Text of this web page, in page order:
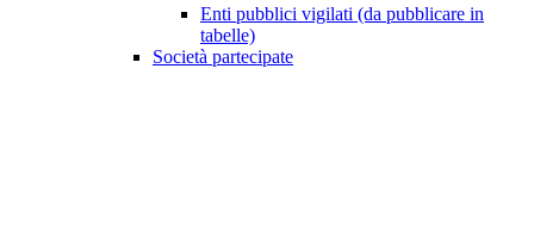
Enti pubblici vigilati (da pubblicare in
tabelle)
Società partecipate